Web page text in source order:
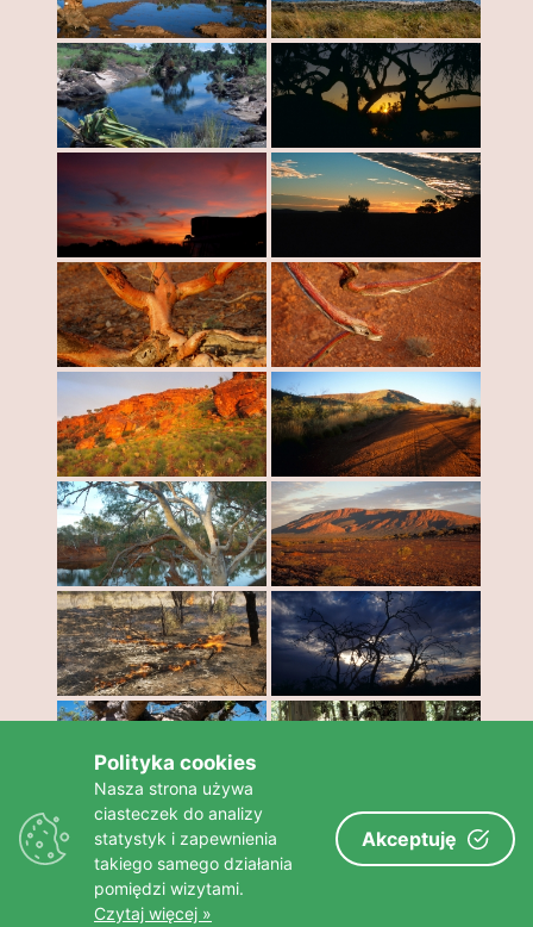
97 element(y) « ‹ z 4 › »
Polityka cookies
Nasza strona używa
ciasteczek do analizy
statystyk i zapewnienia
takiego samego działania
pomiędzi wizytami.
Czytaj więcej »
Akceptuję